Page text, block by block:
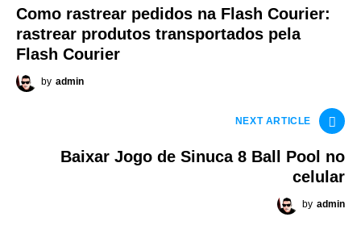
Como rastrear pedidos na Flash Courier:
rastrear produtos transportados pela
Flash Courier
by admin
NEXT ARTICLE
Baixar Jogo de Sinuca 8 Ball Pool no
celular
by admin